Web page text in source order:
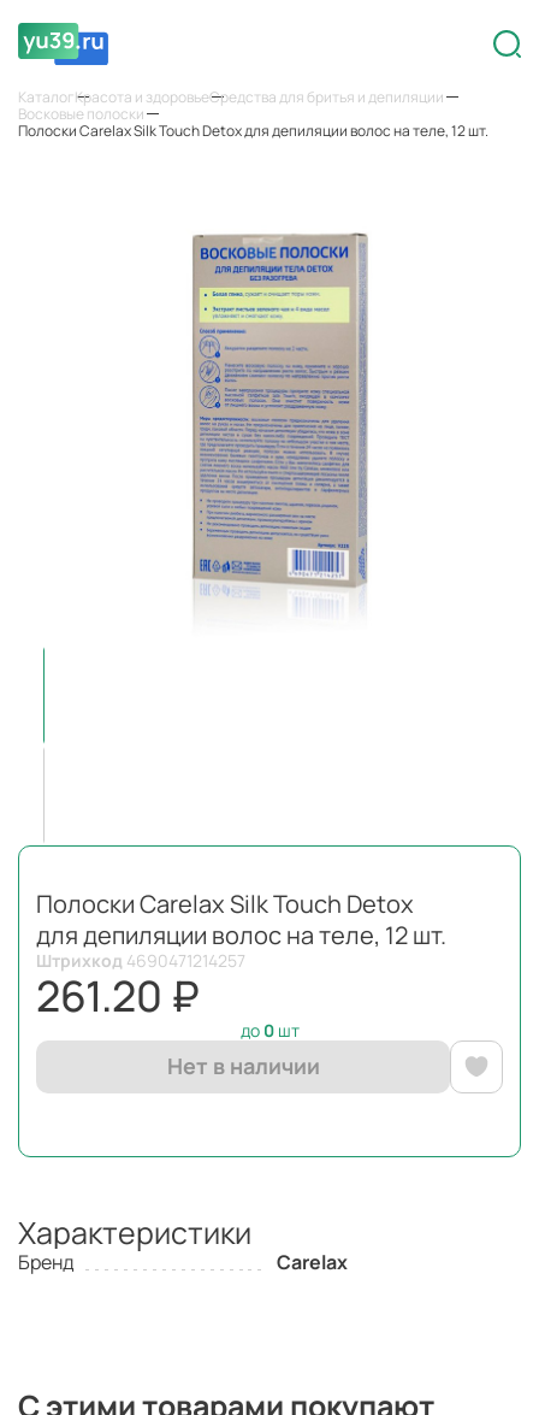
КаталогКрасота и здоровьеСредства для бритья и депиляции
Восковые полоски
Полоски Carelax Silk Touch Detox для депиляции волос на теле, 12 шт.
Полоски Carelax Silk Touch Detox
для депиляции волос на теле, 12 шт.
Штрихкод 4690471214257
261.20 ₽
до 0шт
Нет в наличии
Характеристики
Бренд Carelax
С этими товарами покупают